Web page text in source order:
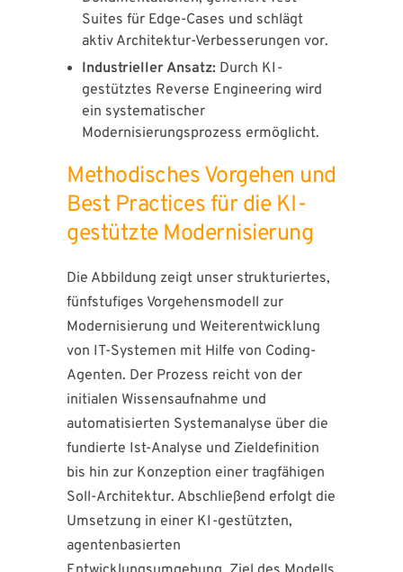
Suites für Edge-Cases und schlägt
aktiv Architektur-Verbesserungen vor.
Industrieller Ansatz: Durch KI-
gestütztes Reverse Engineering wird
ein systematischer
Modernisierungsprozess ermöglicht.
Methodisches Vorgehen und
Best Practices für die KI-
gestützte Modernisierung
Die Abbildung zeigt unser strukturiertes,
fünfstufiges Vorgehensmodell zur
Modernisierung und Weiterentwicklung
von IT-Systemen mit Hilfe von Coding-
Agenten. Der Prozess reicht von der
initialen Wissensaufnahme und
automatisierten Systemanalyse über die
fundierte Ist-Analyse und Zieldefinition
bis hin zur Konzeption einer tragfähigen
Soll-Architektur. Abschließend erfolgt die
Umsetzung in einer KI-gestützten,
agentenbasierten